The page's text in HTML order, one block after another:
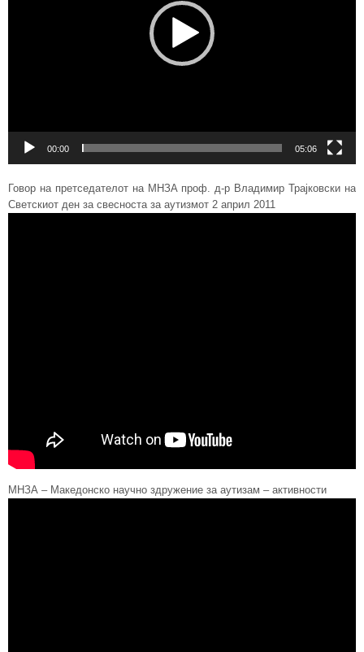
00:00 05:06
Говор на претседателот на МНЗА проф. д-р Владимир Трајковски на
Светскиот ден за свесноста за аутизмот 2 април 2011
МНЗА – Македонско научно здружение за аутизам – активности